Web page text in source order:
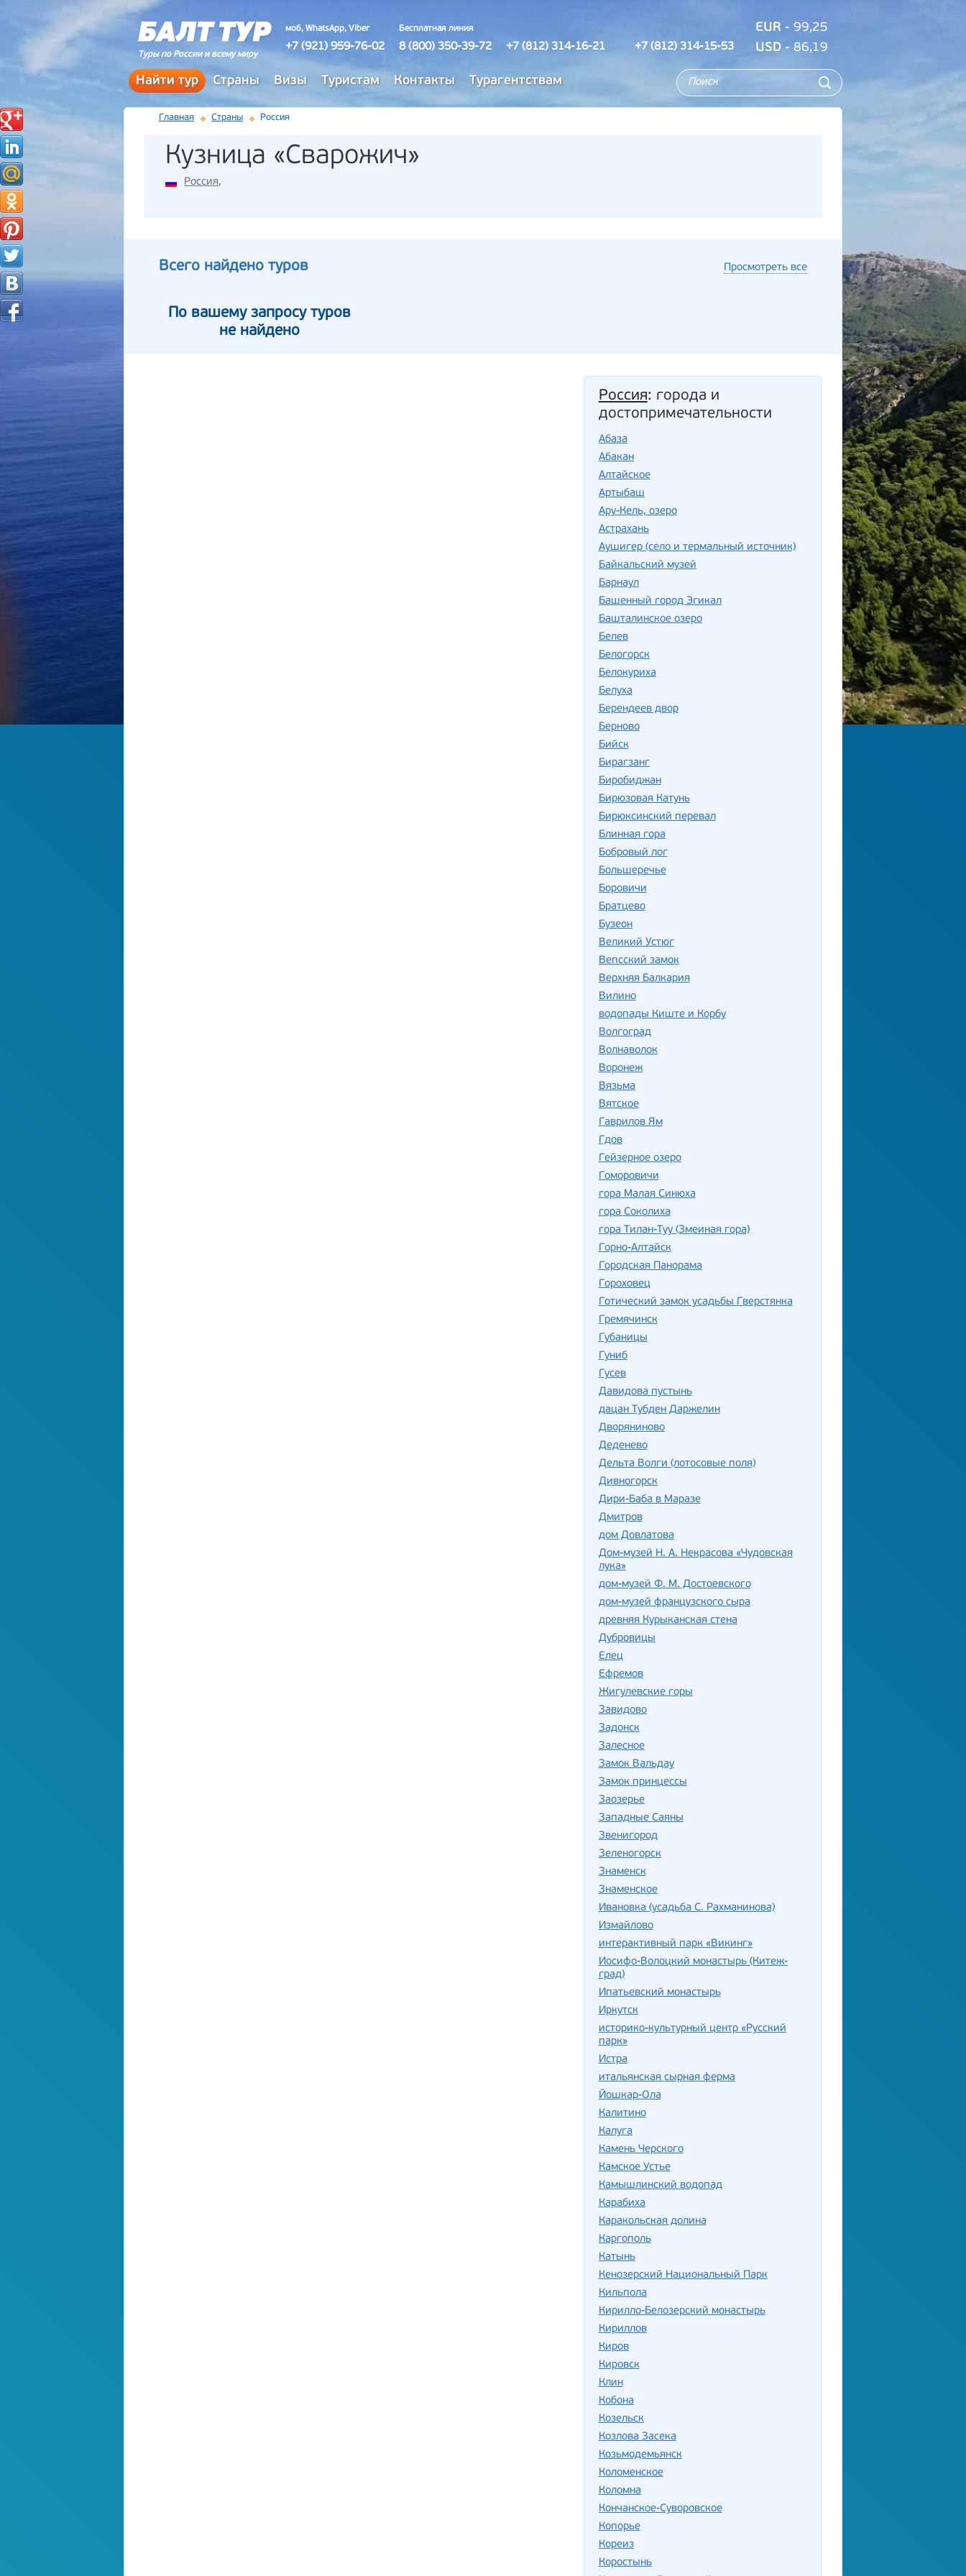
Туры по России и всему миру
моб, WhatsApp, Viber
+7 (921) 959-76-02
Бесплатная линия
8 (800) 350-39-72 +7 (812) 314-16-21 +7 (812) 314-15-53
EUR - 99,25
USD - 86,19
Найти тур Страны Визы Туристам Контакты Турагентствам
Главная Страны Россия
Кузница «Сварожич»
Россия,
Всего найдено туров Просмотреть все
По вашему запросу туров
не найдено
Россия: города и
достопримечательности
Абаза
Абакан
Алтайское
Артыбаш
Ару-Кель, озеро
Астрахань
Аушигер (село и термальный источник)
Байкальский музей
Барнаул
Башенный город Эгикал
Башталинское озеро
Белев
Белогорск
Белокуриха
Белуха
Берендеев двор
Берново
Бийск
Бирагзанг
Биробиджан
Бирюзовая Катунь
Бирюксинский перевал
Блинная гора
Бобровый лог
Большеречье
Боровичи
Братцево
Бузеон
Великий Устюг
Вепсский замок
Верхняя Балкария
Вилино
водопады Киште и Корбу
Волгоград
Волнаволок
Воронеж
Вязьма
Вятское
Гаврилов Ям
Гдов
Гейзерное озеро
Гоморовичи
гора Малая Синюха
гора Соколиха
гора Тилан-Туу (Змеиная гора)
Горно-Алтайск
Городская Панорама
Гороховец
Готический замок усадьбы Гверстянка
Гремячинск
Губаницы
Гуниб
Гусев
Давидова пустынь
дацан Тубден Даржелин
Дворяниново
Деденево
Дельта Волги (лотосовые поля)
Дивногорск
Дири-Баба в Маразе
Дмитров
дом Довлатова
Дом-музей Н. А. Некрасова «Чудовская
лука»
дом-музей Ф. М. Достоевского
дом-музей французского сыра
древняя Курыканская стена
Дубровицы
Елец
Ефремов
Жигулевские горы
Завидово
Задонск
Залесное
Замок Вальдау
Замок принцессы
Заозерье
Западные Саяны
Звенигород
Зеленогорск
Знаменск
Знаменское
Ивановка (усадьба С. Рахманинова)
Измайлово
интерактивный парк «Викинг»
Иосифо-Волоцкий монастырь (Китеж-
град)
Ипатьевский монастырь
Иркутск
историко-культурный центр «Русский
парк»
Истра
итальянская сырная ферма
Йошкар-Ола
Калитино
Калуга
Камень Черского
Камское Устье
Камышлинский водопад
Карабиха
Каракольская долина
Каргополь
Катынь
Кенозерский Национальный Парк
Кильпола
Кирилло-Белозерский монастырь
Кириллов
Киров
Кировск
Клин
Кобона
Козельск
Козлова Засека
Козьмодемьянск
Коломенское
Коломна
Кончанское-Суворовское
Копорье
Кореиз
Коростынь